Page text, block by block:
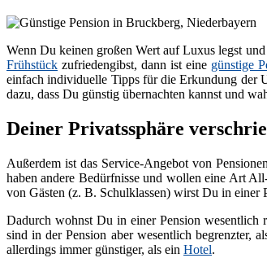
Wenn Du keinen großen Wert auf Luxus legst
Frühstück zufriedengibst, dann ist eine günstige
einfach individuelle Tipps für die Erkundung der
dazu, dass Du günstig übernachten kannst und
Deiner Privatssphäre
Außerdem ist das Service-Angebot von
haben andere Bedürfnisse und wollen eine Art
von Gästen (z. B. Schulklassen) wirst Du in einer
Dadurch wohnst Du in einer Pension wesentlich
sind in der Pension aber wesentlich begrenzter,
allerdings immer günstiger, als ein Hotel.